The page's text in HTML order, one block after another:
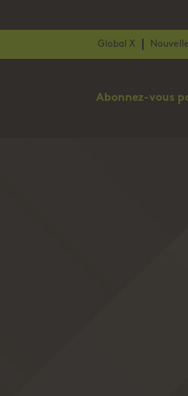
Global X
Abonnez-vous